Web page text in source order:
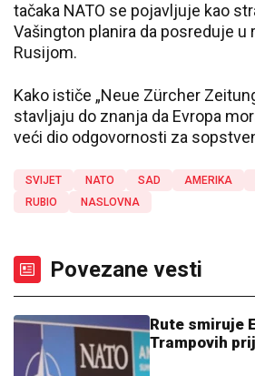
tačaka NATO se pojavljuje kao
Vašington planira da posreduje u
Rusijom.
Kako ističe „Neue Zürcher
stavljaju do znanja da Evropa
veći dio odgovornosti za
SVIJET NATO SAD AMERIKA
RUBIO
NASLOVNA
Povezane vesti
Rute smiruje
Trampovih